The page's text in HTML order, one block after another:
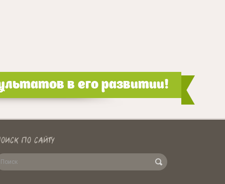
в его развитии!
ПО САЙТУ